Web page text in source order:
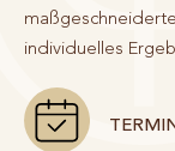
individuelles